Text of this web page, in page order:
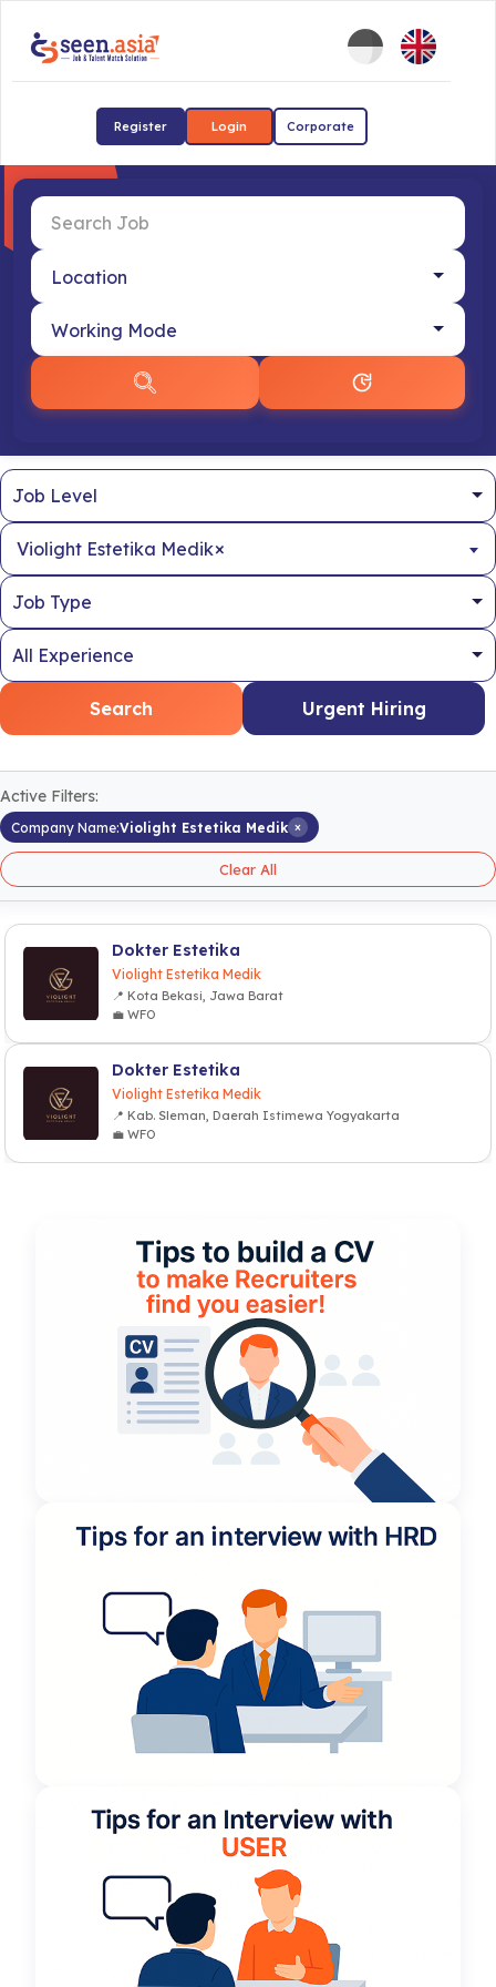
Register Login Corporate
×
Violight Estetika Medik
Search Urgent Hiring
Active Filters:
Company Name:Violight Estetika Medik ×
Clear All
Dokter Estetika
Violight Estetika Medik
📍 Kota Bekasi, Jawa Barat
💼 WFO
Dokter Estetika
Violight Estetika Medik
📍 Kab. Sleman, Daerah Istimewa Yogyakarta
💼 WFO